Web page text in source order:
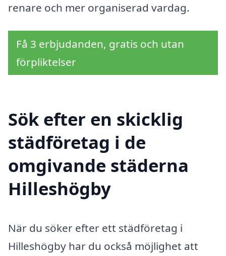
renare och mer organiserad vardag.
Få 3 erbjudanden, gratis och utan
förpliktelser
Sök efter en skicklig
städföretag i de
omgivande städerna
Hilleshögby
När du söker efter ett städföretag i
Hilleshögby har du också möjlighet att